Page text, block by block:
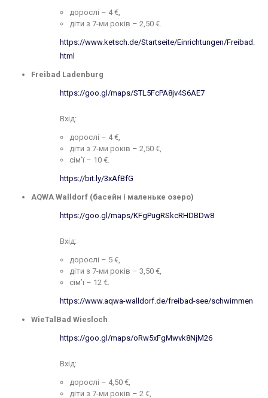
дорослі – 4 €,
діти з 7-ми років – 2,50 €.
https://www.ketsch.de/Startseite/Einrichtungen/Freibad.
html
Freibad Ladenburg
https://goo.gl/maps/STL5FcPA8jv4S6AE7
Вхід:
дорослі – 4 €,
діти з 7-ми років – 2,50 €,
сім’ї – 10 €.
https://bit.ly/3xAfBfG
AQWA Walldorf (басейн і маленьке озеро)
https://goo.gl/maps/KFgPugRSkcRHDBDw8
Вхiд:
дорослі – 5 €,
діти з 7-ми років – 3,50 €,
сім’ї – 12 €.
https://www.aqwa-walldorf.de/freibad-see/schwimmen
WieTalBad Wiesloch
https://goo.gl/maps/oRw5xFgMwvk8NjM26
Вхід:
дорослі – 4,50 €,
діти з 7-ми років – 2 €,